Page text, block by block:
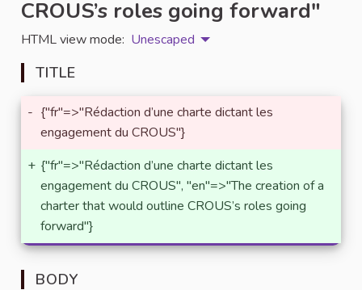
CROUS’s roles going forward"
HTML view mode: Unescaped
TITLE
- {"fr"=>"Rédaction d’une charte dictant les
engagement du CROUS"}
+ {"fr"=>"Rédaction d’une charte dictant les
engagement du CROUS", "en"=>"The creation of a
charter that would outline CROUS’s roles going
forward"}
BODY